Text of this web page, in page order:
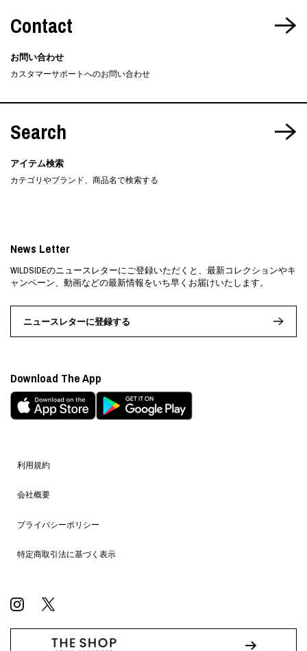
Contact
お問い合わせ
カスタマーサポートへのお問い合わせ
Search
アイテム検索
カテゴリやブランド、商品名で検索する
利用規約
会社概要
プライバシーポリシー
特定商取引法に基づく表示
News Letter
WILDSIDEのニュースレターにご登録いただくと、最新コレクションやキ
ャンペーン、動画などの最新情報をいち早くお届けいたします。
ニュースレターに登録する
Download The App